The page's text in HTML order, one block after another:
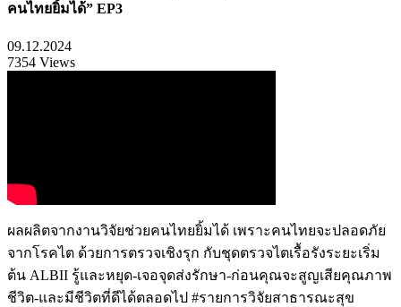
คนไทยยิ้มได้” EP3
09.12.2024
7354 Views
ผลผลิตจากงานวิจัยช่วยคนไทยยิ้มได้ เพราะคนไทยจะปลอดภัย
จากโรคไต ด้วยการตรวจเชิงรุก กับชุดตรวจไตเรื้อรังระยะเริ่ม
ต้น ALBII รู้และหยุด-เจอจุดส่งรักษา-ก่อนคุณจะสูญเสียคุณภาพ
ชีวิต-และมีชีวิตที่ดีได้ตลอดไป #รายการวิจัยสาธารณะสุข